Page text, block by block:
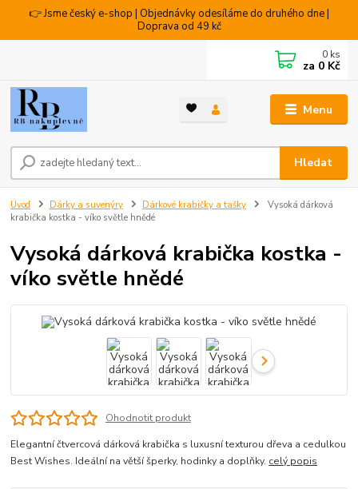
👉 Jsme český e-shop | Objednávky odesíláme do druhého dne |
Doprava od 49 kč
Menu
Hledat
0 ks
za 0 Kč
Úvod Dárky a suvenýry Dárkové krabičky a tašky
Vysoká dárková
krabička kostka - víko světle hnědé
Vysoká dárková krabička kostka -
víko světle hnědé
Ohodnotit produkt
Elegantní čtvercová dárková krabička s luxusní texturou dřeva a cedulkou
Best Wishes. Ideální na větší šperky, hodinky a doplňky. celý popis